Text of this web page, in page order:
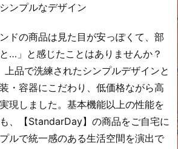
ンプルなデザイン
ドの商品は見た目が安っぽくて、部
…」と感じたことはありませんか？
上品で洗練されたシンプルデザインと
・容器にこだわり、低価格ながら高
現しました。基本機能以上の性能を
、【StandarDay】の商品をご自宅に
ルで統一感のある生活空間を演出で